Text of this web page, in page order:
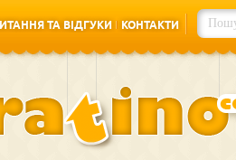
ТА ВІДГУКИ
КОНТАКТИ